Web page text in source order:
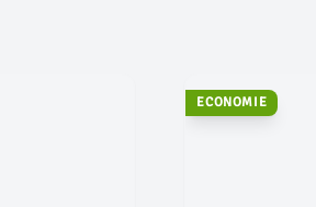
ECONOMIE